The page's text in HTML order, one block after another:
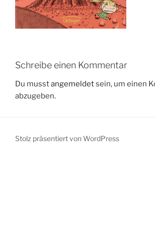
Schreibe einen Kommentar
Du musstangemeldetsein, um einen
abzugeben.
Stolz präsentiert von WordPress